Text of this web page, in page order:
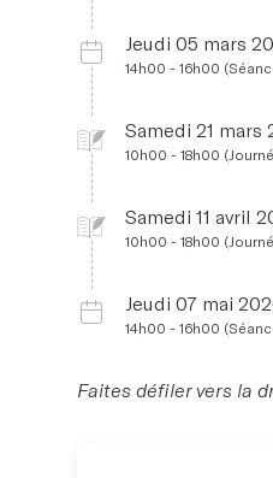
Jeudi 05 mars
14h00 - 16h00
Samedi 21 mars
10h00 - 18h00
Samedi 11 avril
10h00 - 18h00
Jeudi 07 mai
14h00 - 16h00
Faites défiler vers la